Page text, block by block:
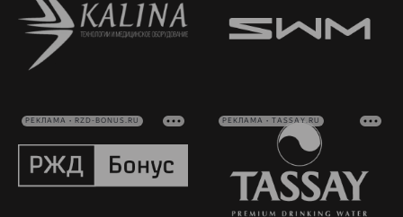
РЕКЛАМА • RZD-BONUS.RU РЕКЛАМА • TASSAY.RU